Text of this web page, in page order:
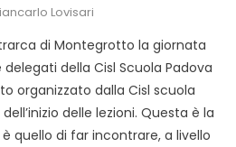
Lovisari
di Montegrotto la giornata
della Cisl Scuola Padova
organizzato dalla Cisl scuola
delle lezioni. Questa è la
quello di far incontrare, a livello